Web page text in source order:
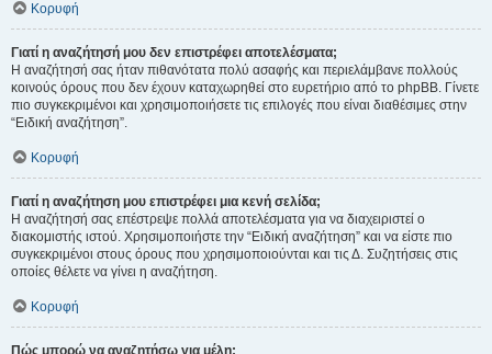
Κορυφή
Γιατί η αναζήτησή μου δεν επιστρέφει αποτελέσματα;
Η αναζήτησή σας ήταν πιθανότατα πολύ ασαφής και περιελάμβανε πολλούς
κοινούς όρους που δεν έχουν καταχωρηθεί στο ευρετήριο από το phpBB. Γίνετε
πιο συγκεκριμένοι και χρησιμοποιήσετε τις επιλογές που είναι διαθέσιμες στην
“Ειδική αναζήτηση”.
Κορυφή
Γιατί η αναζήτηση μου επιστρέφει μια κενή σελίδα;
Η αναζήτησή σας επέστρεψε πολλά αποτελέσματα για να διαχειριστεί ο
διακομιστής ιστού. Χρησιμοποιήστε την “Ειδική αναζήτηση” και να είστε πιο
συγκεκριμένοι στους όρους που χρησιμοποιούνται και τις Δ. Συζητήσεις στις
οποίες θέλετε να γίνει η αναζήτηση.
Κορυφή
Πώς μπορώ να αναζητήσω για μέλη;